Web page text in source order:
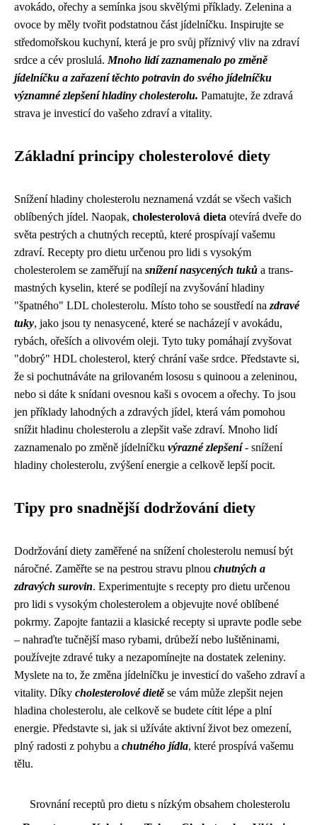
avokádo, ořechy a semínka jsou skvělými příklady. Zelenina a
ovoce by měly tvořit podstatnou část jídelníčku. Inspirujte se
středomořskou kuchyní, která je pro svůj příznivý vliv na zdraví
srdce a cév proslulá. Mnoho lidí zaznamenalo po změně
jídelníčku a zařazení těchto potravin do svého jídelníčku
významné zlepšení hladiny cholesterolu. Pamatujte, že zdravá
strava je investicí do vašeho zdraví a vitality.
Základní principy cholesterolové diety
Snížení hladiny cholesterolu neznamená vzdát se všech vašich
oblíbených jídel. Naopak, cholesterolová dieta otevírá dveře do
světa pestrých a chutných receptů, které prospívají vašemu
zdraví. Recepty pro dietu určenou pro lidi s vysokým
cholesterolem se zaměřují na snížení nasycených tuků a trans-
mastných kyselin, které se podílejí na zvyšování hladiny
"špatného" LDL cholesterolu. Místo toho se soustředí na zdravé
tuky, jako jsou ty nenasycené, které se nacházejí v avokádu,
rybách, ořeších a olivovém oleji. Tyto tuky pomáhají zvyšovat
"dobrý" HDL cholesterol, který chrání vaše srdce. Představte si,
že si pochutnáváte na grilovaném lososu s quinoou a zeleninou,
nebo si dáte k snídani ovesnou kaši s ovocem a ořechy. To jsou
jen příklady lahodných a zdravých jídel, která vám pomohou
snížit hladinu cholesterolu a zlepšit vaše zdraví. Mnoho lidí
zaznamenalo po změně jídelníčku výrazné zlepšení- snížení
hladiny cholesterolu, zvýšení energie a celkově lepší pocit.
Tipy pro snadnější dodržování diety
Dodržování diety zaměřené na snížení cholesterolu nemusí být
náročné. Zaměřte se na pestrou stravu plnou chutných a
zdravých surovin. Experimentujte s recepty pro dietu určenou
pro lidi s vysokým cholesterolem a objevujte nové oblíbené
pokrmy. Zapojte fantazii a klasické recepty si upravte podle sebe
– nahraďte tučnější maso rybami, drůbeží nebo luštěninami,
používejte zdravé tuky a nezapomínejte na dostatek zeleniny.
Myslete na to, že změna jídelníčku je investicí do vašeho zdraví a
vitality. Díky cholesterolové dietěse vám může zlepšit nejen
hladina cholesterolu, ale celkově se budete cítit lépe a plní
energie. Představte si, jak si užíváte aktivní život bez omezení,
plný radosti z pohybu a chutného jídla, které prospívá vašemu
tělu.
Srovnání receptů pro dietu s nízkým obsahem cholesterolu